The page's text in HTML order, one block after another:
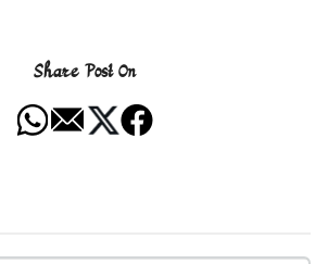
Share Post On